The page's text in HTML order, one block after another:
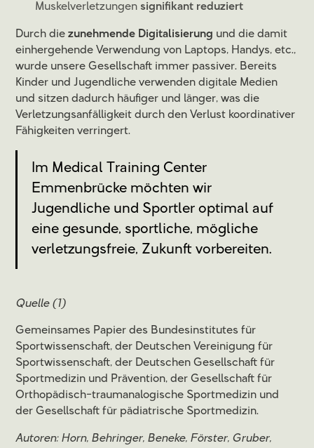
Muskelverletzungen signifikant reduziert
Durch diezunehmende Digitalisierung und die damit
einhergehende Verwendung von Laptops, Handys, etc.,
wurde unsere Gesellschaft immer passiver. Bereits
Kinder und Jugendliche verwenden digitale Medien
und sitzen dadurch häufiger und länger, was die
Verletzungsanfälligkeit durch den Verlust koordinativer
Fähigkeiten verringert.
Im Medical Training Center
Emmenbrücke möchten wir
Jugendliche und Sportler optimal auf
eine gesunde, sportliche, mögliche
verletzungsfreie, Zukunft vorbereiten.
Quelle (1)
Gemeinsames Papier des Bundesinstitutes für
Sportwissenschaft, der Deutschen Vereinigung für
Sportwissenschaft, der Deutschen Gesellschaft für
Sportmedizin und Prävention, der Gesellschaft für
Orthopädisch-traumanalogische Sportmedizin und
der Gesellschaft für pädiatrische Sportmedizin.
Autoren: Horn, Behringer, Beneke, Förster, Gruber,